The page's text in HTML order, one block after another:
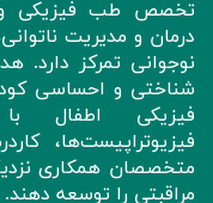
تخصص طب فیزیکی و
درمان و مدیریت
نوجوانی تمرکز
شناختی و احساسی
فیزیکی اطفال
فیزیوتراپیست‌ها،
متخصصان همکاری
مراقبتی را توسعه دهند.